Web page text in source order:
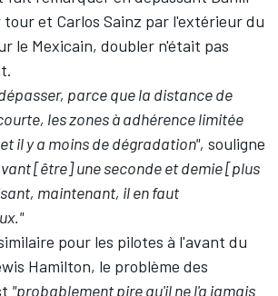
et Carlos Sainz par l'extérieur du
le Mexicain, doubler n'était pas
parce que la distance de
les zones à adhérence limitée
il y a moins de dégradation", souligne
[être] une seconde et demie [plus
maintenant, il en faut
pour les pilotes à l'avant du
Hamilton, le problème des
"probablement pire qu'il ne l'a jamais